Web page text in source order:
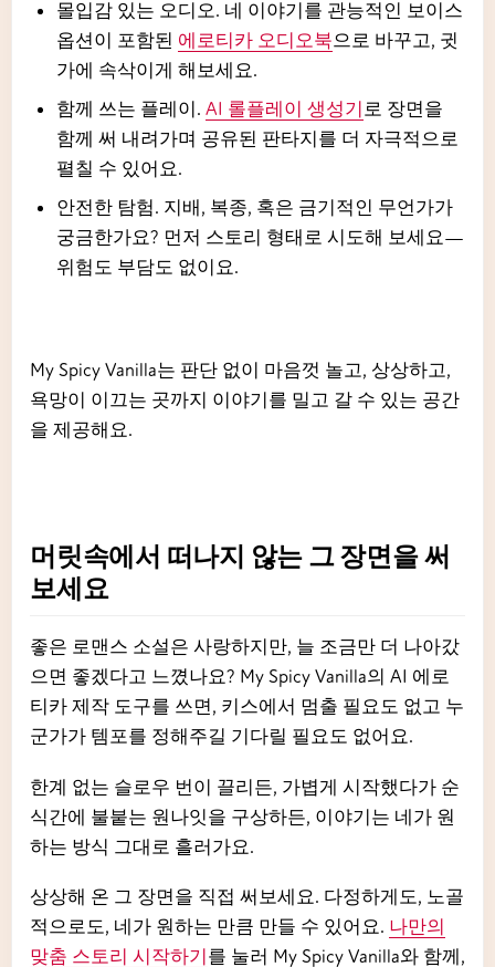
몰입감 있는 오디오. 네 이야기를 관능적인 보이스
옵션이 포함된 에로티카 오디오북으로 바꾸고, 귓
가에 속삭이게 해보세요.
함께 쓰는 플레이. AI 롤플레이 생성기 로 장면을
함께 써 내려가며 공유된 판타지를 더 자극적으로
펼칠 수 있어요.
안전한 탐험. 지배, 복종, 혹은 금기적인 무언가가
궁금한가요? 먼저 스토리 형태로 시도해 보세요—
위험도 부담도 없이요.
My Spicy Vanilla는 판단 없이 마음껏 놀고, 상상하고,
욕망이 이끄는 곳까지 이야기를 밀고 갈 수 있는 공간
을 제공해요.
머릿속에서 떠나지 않는 그 장면을 써
보세요
좋은 로맨스 소설은 사랑하지만, 늘 조금만 더 나아갔
으면 좋겠다고 느꼈나요? My Spicy Vanilla의 AI 에로
티카 제작 도구를 쓰면, 키스에서 멈출 필요도 없고 누
군가가 템포를 정해주길 기다릴 필요도 없어요.
한계 없는 슬로우 번이 끌리든, 가볍게 시작했다가 순
식간에 불붙는 원나잇을 구상하든, 이야기는 네가 원
하는 방식 그대로 흘러가요.
상상해 온 그 장면을 직접 써보세요. 다정하게도, 노골
적으로도, 네가 원하는 만큼 만들 수 있어요. 나만의
맞춤 스토리 시작하기 를 눌러 My Spicy Vanilla와 함께,